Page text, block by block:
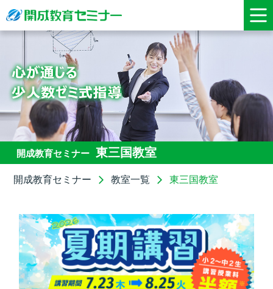
開成教育セミナー 東三国教室
開成教育セミナー 教室一覧 東三国教室